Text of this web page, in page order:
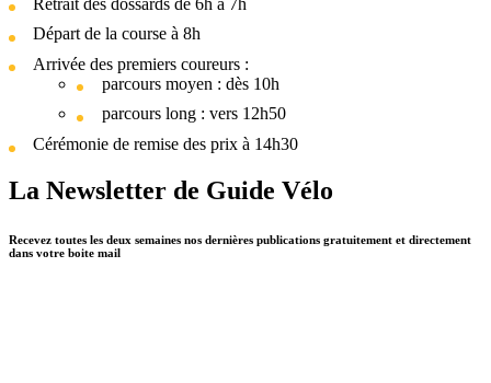
Départ de la course à 8h
Arrivée des premiers coureurs :
parcours moyen : dès 10h
parcours long : vers 12h50
Cérémonie de remise des prix à 14h30
La Newsletter de Guide Vélo
Recevez toutes les deux semaines nos dernières publications gratuitement et directement
dans votre boite mail